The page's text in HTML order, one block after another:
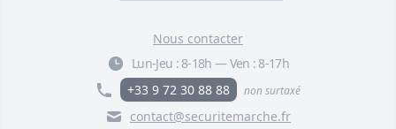
extérieurs 'Parking Privé' - PVC
résistant (42 x 14 cm)
F001-1252-52
24,30 €
Nous contacter
Lun-Jeu : 8-18h —Ven : 8-17h
+33 9 72 30 88 88
non surtaxé
contact@securitemarche.fr